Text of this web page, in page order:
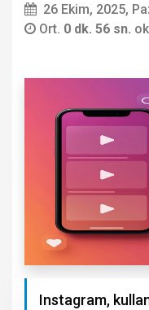
26 Ekim, 2025,
Ort. 0 dk. 56 sn.
Instagram,